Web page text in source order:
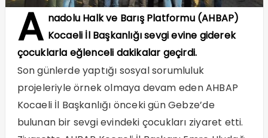
A nadolu Halk ve Barış Platformu (AHBAP)
Kocaeli İl Başkanlığı sevgi evine giderek
çocuklarla eğlenceli dakikalar geçirdi.
Son günlerde yaptığı sosyal sorumluluk
projeleriyle örnek olmaya devam eden AHBAP
Kocaeli İl Başkanlığı önceki gün Gebze’de
bulunan bir sevgi evindeki çocukları ziyaret etti.